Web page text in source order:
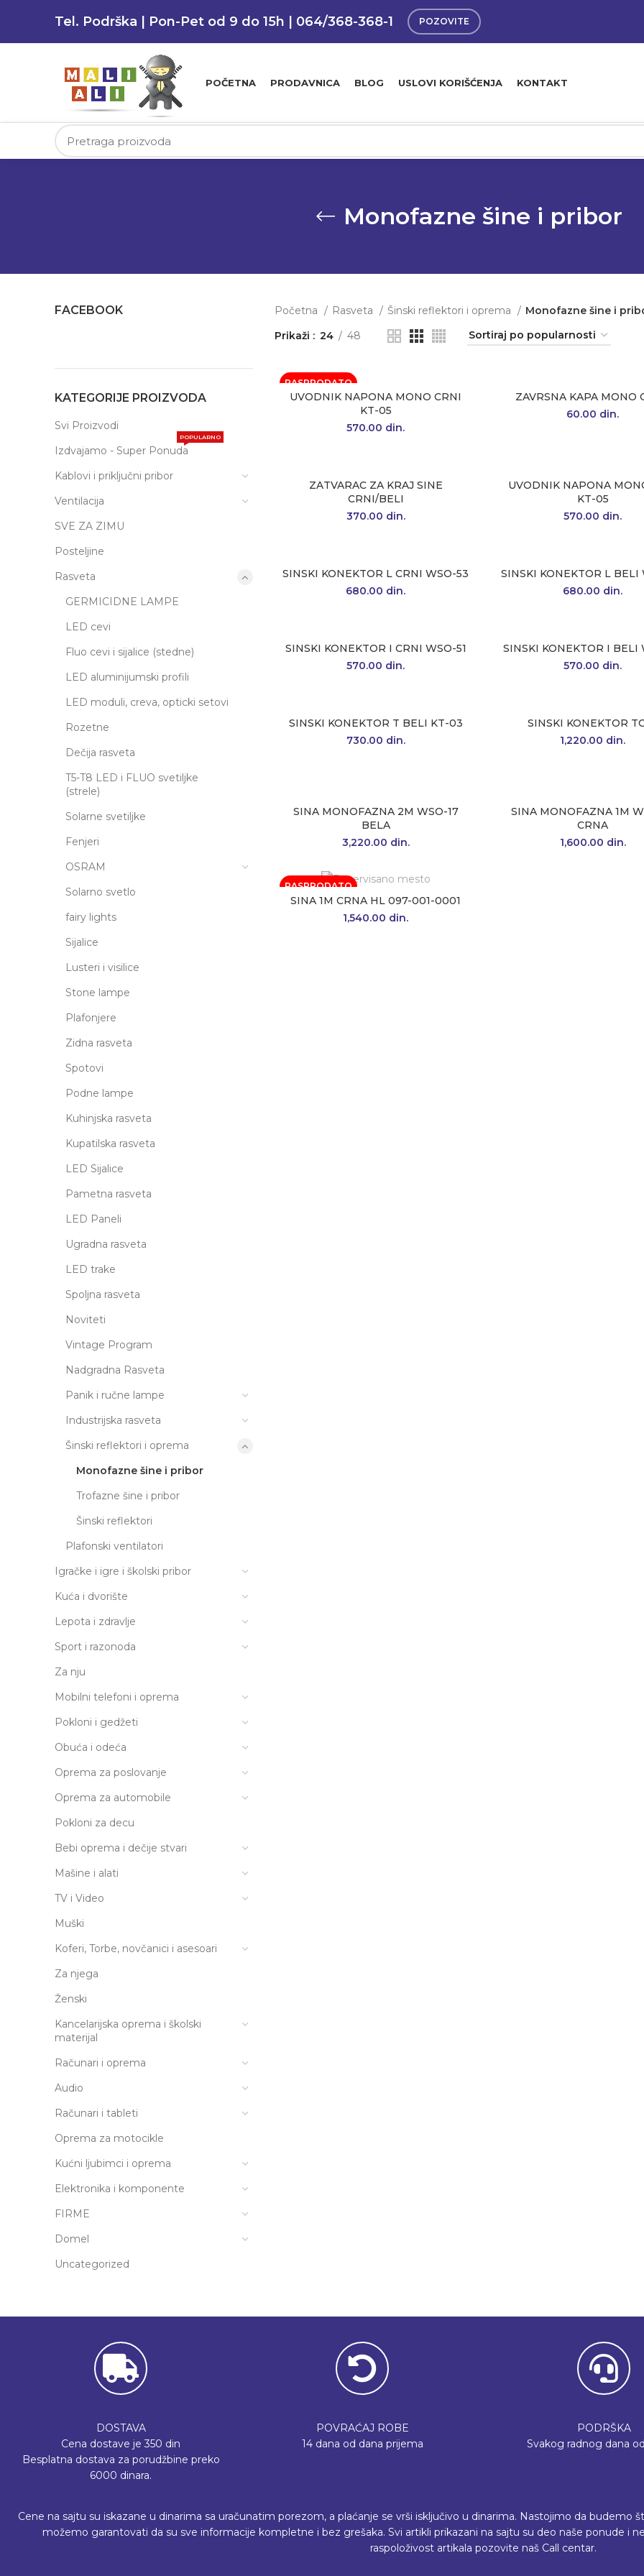
Tel. Podrška | Pon-Pet od 9 do 15h | 064/368-368-1 POZOVITE
POČETNA PRODAVNICA BLOG USLOVI KORIŠĆENJA KONTAKT
Monofazne šine i pribor
FACEBOOK
KATEGORIJE PROIZVODA
Svi Proizvodi
Izdvajamo - Super Ponuda
POPULARNO
Kablovi i priključni pribor
Ventilacija
SVE ZA ZIMU
Posteljine
Rasveta
GERMICIDNE LAMPE
LED cevi
Fluo cevi i sijalice (stedne)
LED aluminijumski profili
LED moduli, creva, opticki setovi
Rozetne
Dečija rasveta
T5-T8 LED i FLUO svetiljke
(strele)
Solarne svetiljke
Fenjeri
OSRAM
Solarno svetlo
fairy lights
Sijalice
Lusteri i visilice
Stone lampe
Plafonjere
Zidna rasveta
Spotovi
Podne lampe
Kuhinjska rasveta
Kupatilska rasveta
LED Sijalice
Pametna rasveta
LED Paneli
Ugradna rasveta
LED trake
Spoljna rasveta
Noviteti
Vintage Program
Nadgradna Rasveta
Panik i ručne lampe
Industrijska rasveta
Šinski reflektori i oprema
Monofazne šine i pribor
Trofazne šine i pribor
Šinski reflektori
Plafonski ventilatori
Igračke i igre i školski pribor
Kuća i dvorište
Lepota i zdravlje
Sport i razonoda
Za nju
Mobilni telefoni i oprema
Pokloni i gedžeti
Obuća i odeća
Oprema za poslovanje
Oprema za automobile
Pokloni za decu
Bebi oprema i dečije stvari
Mašine i alati
TV i Video
Muški
Koferi, Torbe, novčanici i asesoari
Za njega
Ženski
Kancelarijska oprema i školski
materijal
Računari i oprema
Audio
Računari i tableti
Oprema za motocikle
Kućni ljubimci i oprema
Elektronika i komponente
FIRME
Domel
Uncategorized
Početna Rasveta Šinski reflektori i oprema
Monofazne šine i
Prikaži
24 48
RASPRODATO
UVODNIK NAPONA MONO CRNI
KT-05
570.00 din.
ZAVRSNA KAPA MONO
60.00 din.
ZATVARAC ZA KRAJ SINE
CRNI/BELI
370.00 din.
UVODNIK NAPONA
KT-05
570.00 din.
SINSKI KONEKTOR L CRNI WSO-53
680.00 din.
SINSKI KONEKTOR L BELI
680.00 din.
SINSKI KONEKTOR I CRNI WSO-51
570.00 din.
SINSKI KONEKTOR I BELI
570.00 din.
SINSKI KONEKTOR T BELI KT-03
730.00 din.
SINSKI KONEKTOR
1,220.00 din.
SINA MONOFAZNA 2M WSO-17
BELA
3,220.00 din.
SINA MONOFAZNA 1M
CRNA
1,600.00 din.
RASPRODATO
SINA 1M CRNA HL 097-001-0001
1,540.00 din.
DOSTAVA
Cena dostave je 350 din
Besplatna dostava za porudžbine preko
6000 dinara.
POVRAĆAJ ROBE
14 dana od dana prijema
PODRŠKA
Svakog radnog dana
Cene na sajtu su iskazane u dinarima sa uračunatim porezom, a plaćanje se vrši isključivo u dinarima. Nastojimo da budemo
možemo garantovati da su sve informacije kompletne i bez grešaka. Svi artikli prikazani na sajtu su deo naše ponude i
raspoloživost artikala pozovite naš Call centar.